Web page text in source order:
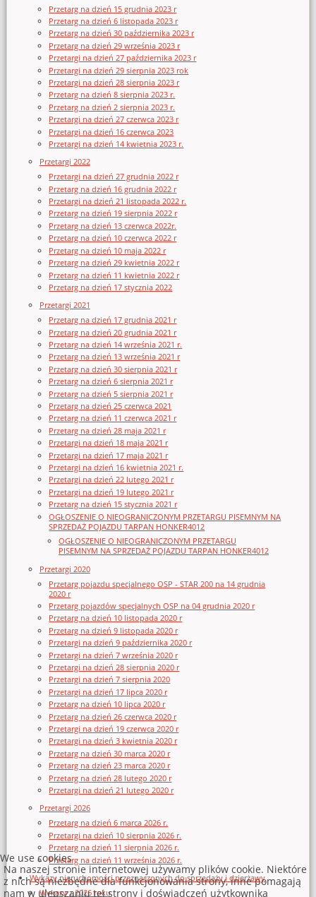
Przetarg na dzień 15 grudnia 2023 r
Przetarg na dzień 6 listopada 2023 r
Przetarg na dzień 30 października 2023 r
Przetarg na dzień 29 września 2023 r
Przetargi na dzień 27 października 2023 r
Przetargi na dzień 29 sierpnia 2023 rok
Przetargi na dzień 28 sierpnia 2023 r
Przetarg na dzień 8 sierpnia 2023 r.
Przetarg na dzień 2 sierpnia 2023 r.
Przetargi na dzień 27 czerwca 2023 r
Przetargi na dzień 16 czerwca 2023
Przetargi na dzień 14 kwietnia 2023 r.
Przetargi 2022
Przetargi na dzień 27 grudnia 2022 r
Przetarg na dzień 16 grudnia 2022 r
Przetargi na dzień 21 listopada 2022 r.
Przetarg na dzień 19 sierpnia 2022 r
Przetarg na dzień 13 czerwca 2022r.
Przetarg na dzień 10 czerwca 2022 r
Przetarg na dzień 10 maja 2022 r
Przetarg na dzień 29 kwietnia 2022 r
Przetarg na dzień 11 kwietnia 2022 r
Przetarg na dzień 17 stycznia 2022
Przetargi 2021
Przetarg na dzień 17 grudnia 2021 r
Przetarg na dzień 20 grudnia 2021 r
Przetarg na dzień 14 września 2021 r.
Przetarg na dzień 13 września 2021 r
Przetarg na dzień 30 sierpnia 2021 r
Przetarg na dzień 6 sierpnia 2021 r
Przetarg na dzień 5 sierpnia 2021 r
Przetarg na dzień 25 czerwca 2021
Przetarg na dzień 11 czerwca 2021 r
Przetarg na dzień 28 maja 2021 r
Przetargi na dzień 18 maja 2021 r
Przetargi na dzień 17 maja 2021 r
Przetargi na dzień 16 kwietnia 2021 r.
Przetargi na dzień 22 lutego 2021 r
Przetargi na dzień 19 lutego 2021 r
Przetarg na dzień 15 stycznia 2021 r
OGŁOSZENIE O NIEOGRANICZONYM PRZETARGU PISEMNYM NA
SPRZEDAŻ POJAZDU TARPAN HONKER4012
OGŁOSZENIE O NIEOGRANICZONYM PRZETARGU
PISEMNYM NA SPRZEDAŻ POJAZDU TARPAN HONKER4012
Przetargi 2020
Przetarg pojazdu specjalnego OSP - STAR 200 na 14 grudnia
2020 r
Przetarg pojazdów specjalnych OSP na 04 grudnia 2020 r
Przetarg na dzień 10 listopada 2020 r
Przetarg na dzień 9 listopada 2020 r
Przetargi na dzień 9 października 2020 r
Przetargi na dzień 7 września 2020 r
Przetargi na dzień 28 sierpnia 2020 r
Przetargi na dzień 7 sierpnia 2020
Przetargi na dzień 17 lipca 2020 r
Przetarg na dzień 10 lipca 2020 r
Przetarg na dzień 26 czerwca 2020 r
Przetargi na dzień 19 czerwca 2020 r
Przetargi na dzień 3 kwietnia 2020 r
Przetarg na dzień 30 marca 2020 r
Przetarg na dzień 23 marca 2020 r
Przetarg na dzień 28 lutego 2020 r
Przetargi na dzień 21 lutego 2020 r
Przetargi 2026
Przetarg na dzień 6 marca 2026 r.
Przetargi na dzień 10 sierpnia 2026 r.
Przetarg na dzień 11 sierpnia 2026 r.
Przetarg na dzień 11 września 2026 r.
Wykazy nieruchomości przeznaczonych do sprzedaży i dzierżawy
Wykazy z 2026 roku
We use cookies
Na naszej stronie internetowej używamy plików cookie. Niektóre
z nich są niezbędne dla funkcjonowania strony, inne pomagają
nam w ulepszaniu tej strony i doświadczeń użytkownika